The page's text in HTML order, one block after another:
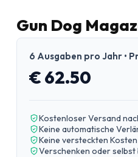
Gun Dog
6 Ausgaben pro Jahr •
€ 62.50
Kostenloser Versand
Keine automatische
Keine versteckten Kosten
Verschenken oder selbst